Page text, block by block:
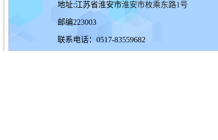
地址:江苏省淮安市淮安市枚乘东路1号
邮编223003
联系电话：0517-83559682